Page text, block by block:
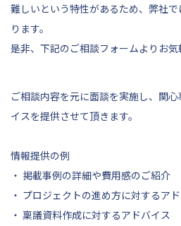
難しいという特性があるため、弊社
ります。
是非、 下記のご相談フォームよりお気
ご相談内容を元に面談を実施し、関
イスを提供させて頂きます。
情報提供の例
・ 掲載事例の詳細や費用感のご紹介
・ プロジェクトの進め方に対するア
・ 稟議資料作成に対するアドバイス